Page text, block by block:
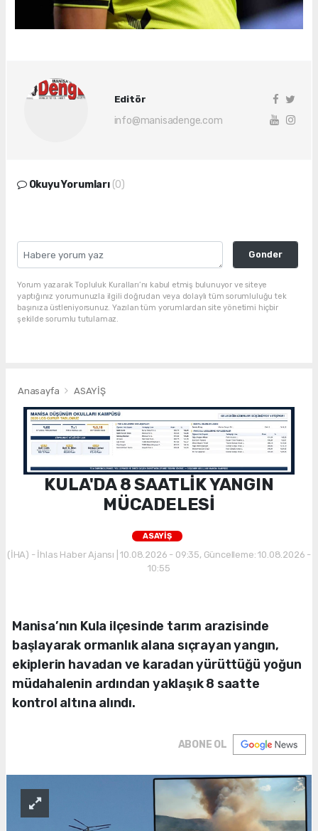
Editör
info@manisadenge.com
Okuyu Yorumları (0)
Gonder
Yorum yazarak Topluluk Kuralları’nı kabul etmiş bulunuyor ve siteye
yaptığınız yorumunuzla ilgili doğrudan veya dolaylı tüm sorumluluğu tek
başınıza üstleniyorsunuz. Yazılan tüm yorumlardan site yönetimi hiçbir
şekilde sorumlu tutulamaz.
Anasayfa ASAYİŞ
KULA'DA 8 SAATLİK YANGIN
MÜCADELESİ
ASAYİŞ
(İHA) - İhlas Haber Ajansı | 10.08.2026 - 09:35, Güncelleme: 10.08.2026 -
10:55
Manisa’nın Kula ilçesinde tarım arazisinde
başlayarak ormanlık alana sıçrayan yangın,
ekiplerin havadan ve karadan yürüttüğü yoğun
müdahalenin ardından yaklaşık 8 saatte
kontrol altına alındı.
ABONE OL